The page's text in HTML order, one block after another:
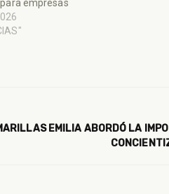
empresas
EMILIA ABORDÓ LA